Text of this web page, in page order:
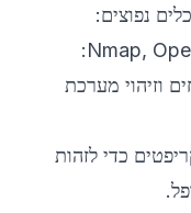
נפוצים:
– Nmap, OpenVAS, Nessus:
וזיהוי מערכת
כדי לזהות